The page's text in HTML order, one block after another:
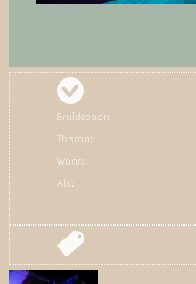
Bruidspaar:
Thema:
Waar:
Als: